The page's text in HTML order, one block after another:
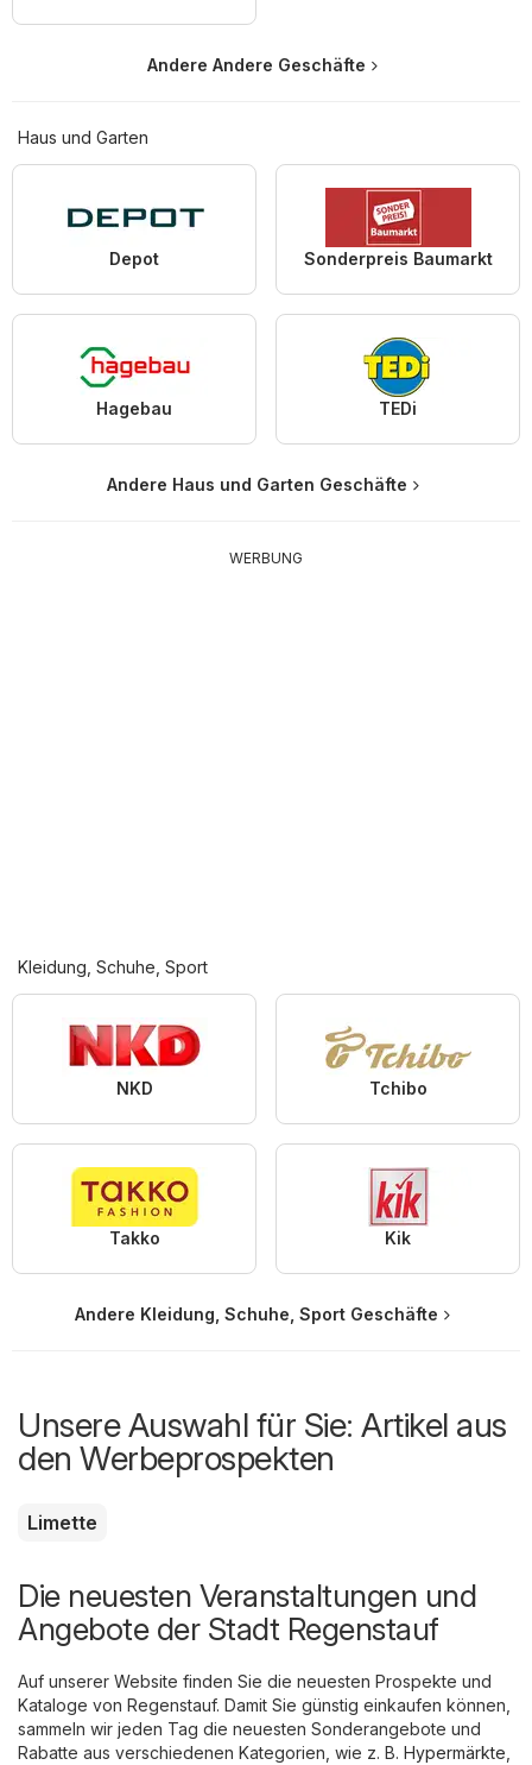
Andere Andere Geschäfte
Haus und Garten
Depot Sonderpreis Baumarkt
Hagebau TEDi
Andere Haus und Garten Geschäfte
WERBUNG
Kleidung, Schuhe, Sport
NKD Tchibo
Takko Kik
Andere Kleidung, Schuhe, Sport Geschäfte
Unsere Auswahl für Sie: Artikel aus
den Werbeprospekten
Limette
Die neuesten Veranstaltungen und
Angebote der Stadt Regenstauf
Auf unserer Website finden Sie die neuesten Prospekte und
Kataloge von Regenstauf. Damit Sie günstig einkaufen können,
sammeln wir jeden Tag die neuesten Sonderangebote und
Rabatte aus verschiedenen Kategorien, wie z. B. Hypermärkte